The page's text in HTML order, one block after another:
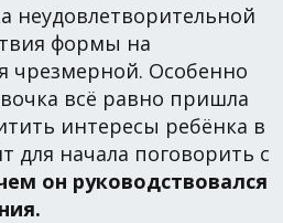
неудовлетворительной
формы на
чрезмерной. Особенно
всё равно пришла
интересы ребёнка в
для начала поговорить с
он руководствовался